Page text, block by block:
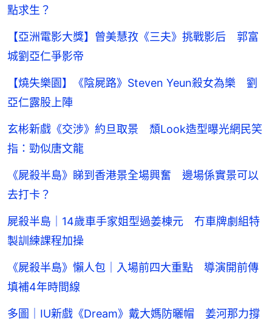
點求生？
【亞洲電影大獎】曾美慧孜《三夫》挑戰影后 郭富
城劉亞仁爭影帝
【燒失樂園】《陰屍路》Steven Yeun殺女為樂 劉
亞仁露股上陣
玄彬新戲《交涉》約旦取景 頹Look造型曝光網民笑
指：勁似唐文龍
《屍殺半島》睇到香港景全場興奮 邊場係實景可以
去打卡？
屍殺半島｜14歲車手家姐型過姜棟元 冇車牌劇組特
製訓練課程加操
《屍殺半島》懶人包｜入場前四大重點 導演開前傳
填補4年時間線
多圖｜IU新戲《Dream》戴大媽防曬帽 姜河那力撐